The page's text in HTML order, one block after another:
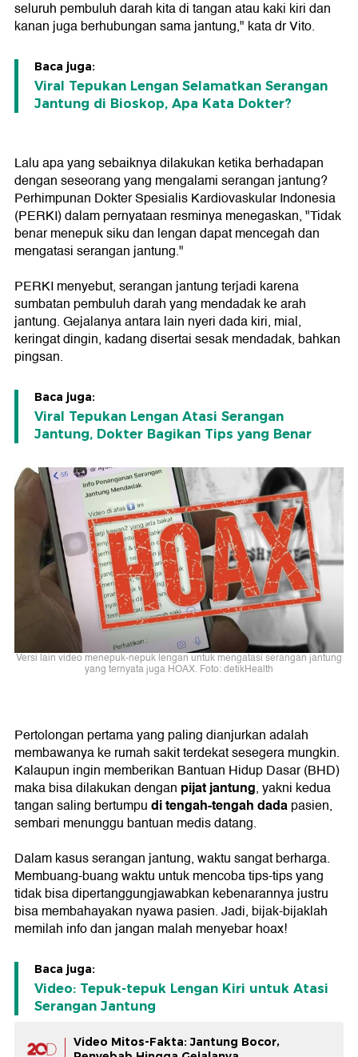
seluruh pembuluh darah kita di tangan atau kaki kiri dan
kanan juga berhubungan sama jantung," kata dr Vito.
Baca juga:
Viral Tepukan Lengan Selamatkan Serangan
Jantung di Bioskop, Apa Kata Dokter?
Lalu apa yang sebaiknya dilakukan ketika berhadapan
dengan seseorang yang mengalami serangan jantung?
Perhimpunan Dokter Spesialis Kardiovaskular Indonesia
(PERKI) dalam pernyataan resminya menegaskan, "Tidak
benar menepuk siku dan lengan dapat mencegah dan
mengatasi serangan jantung."
PERKI menyebut, serangan jantung terjadi karena
sumbatan pembuluh darah yang mendadak ke arah
jantung. Gejalanya antara lain nyeri dada kiri, mial,
keringat dingin, kadang disertai sesak mendadak, bahkan
pingsan.
Baca juga:
Viral Tepukan Lengan Atasi Serangan
Jantung, Dokter Bagikan Tips yang Benar
Versi lain video menepuk-nepuk lengan untuk mengatasi serangan jantung
yang ternyata juga HOAX. Foto: detikHealth
Pertolongan pertama yang paling dianjurkan adalah
membawanya ke rumah sakit terdekat sesegera mungkin.
Kalaupun ingin memberikan Bantuan Hidup Dasar (BHD)
maka bisa dilakukan dengan pijat jantung, yakni kedua
tangan saling bertumpudi tengah-tengah dadapasien,
sembari menunggu bantuan medis datang.
Dalam kasus serangan jantung, waktu sangat berharga.
Membuang-buang waktu untuk mencoba tips-tips yang
tidak bisa dipertanggungjawabkan kebenarannya justru
bisa membahayakan nyawa pasien. Jadi, bijak-bijaklah
memilah info dan jangan malah menyebar hoax!
Baca juga:
Video: Tepuk-tepuk Lengan Kiri untuk Atasi
Serangan Jantung
Video Mitos-Fakta: Jantung Bocor,